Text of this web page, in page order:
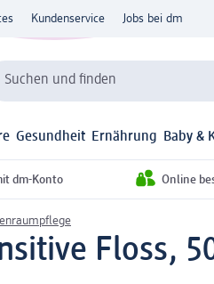
Kundenservice Jobs bei dm
Suchen und finden
Gesundheit Ernährung Baby &
dm-Konto Online
Floss,